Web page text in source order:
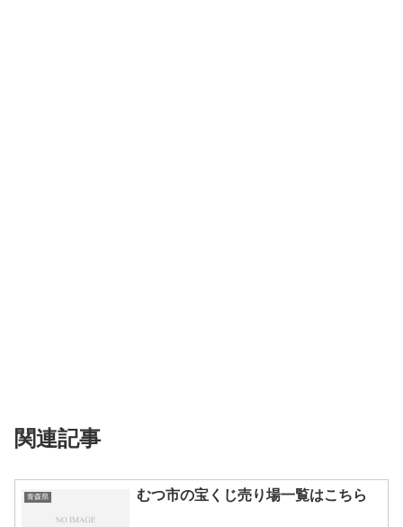
関連記事
青森県 むつ市の宝くじ売り場一覧はこちら